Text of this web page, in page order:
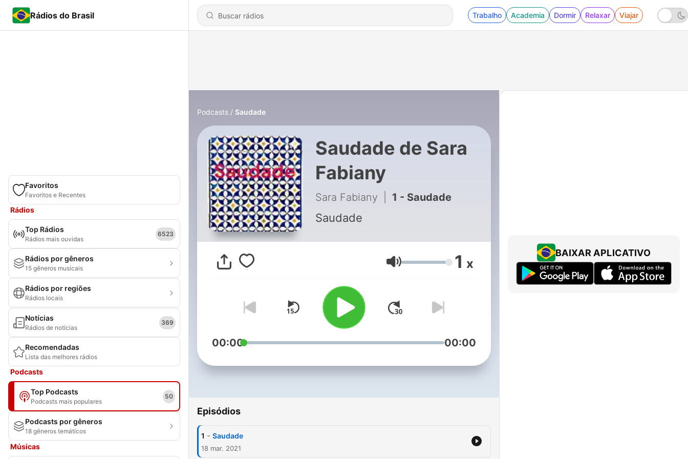
Rádios do Brasil Trabalho Academia Dormir Relaxar Viajar
Favoritos
Favoritos e Recentes
Rádios
Top Rádios
Rádios mais ouvidas
6523
Rádios por gêneros
15 gêneros musicais
Rádios por regiões
Rádios locais
Notícias
Rádios de notícias
369
Recomendadas
Lista das melhores rádios
Podcasts
Top Podcasts
Podcasts mais populares
50
Podcasts por gêneros
18 gêneros temáticos
Músicas
Podcasts Saudade
Saudade de Sara
Fabiany
Sara Fabiany 1 - Saudade
Saudade
Volume 1 x
00:00 00:00
Episódios
1 - Saudade
18 mar. 2021
BAIXAR APLICATIVO